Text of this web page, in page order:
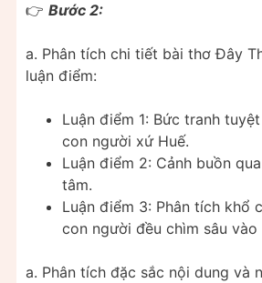
👉 Bước 2:
a. Phân tích chi tiết bài thơ Đây
luận điểm:
Luận điểm 1: Bức tranh
con người xứ Huế.
Luận điểm 2: Cảnh buồn
tâm.
Luận điểm 3: Phân tích khổ
con người đều chìm sâu vào
a. Phân tích đặc sắc nội dung và